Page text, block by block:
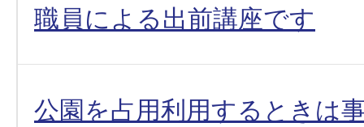
職員による出前講座です
公園を占用利用するときは